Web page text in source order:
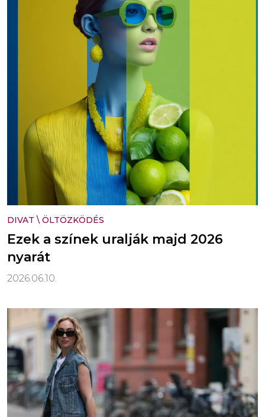
DIVAT \ ÖLTÖZKÖDÉS
Ezek a színek uralják majd 2026
nyarát
2026.06.10.